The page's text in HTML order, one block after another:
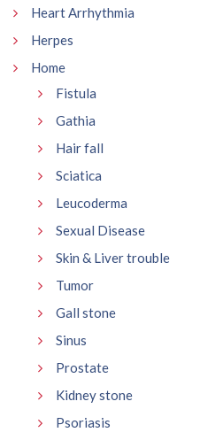
Heart Arrhythmia
Herpes
Home
Fistula
Gathia
Hair fall
Sciatica
Leucoderma
Sexual Disease
Skin & Liver trouble
Tumor
Gall stone
Sinus
Prostate
Kidney stone
Psoriasis